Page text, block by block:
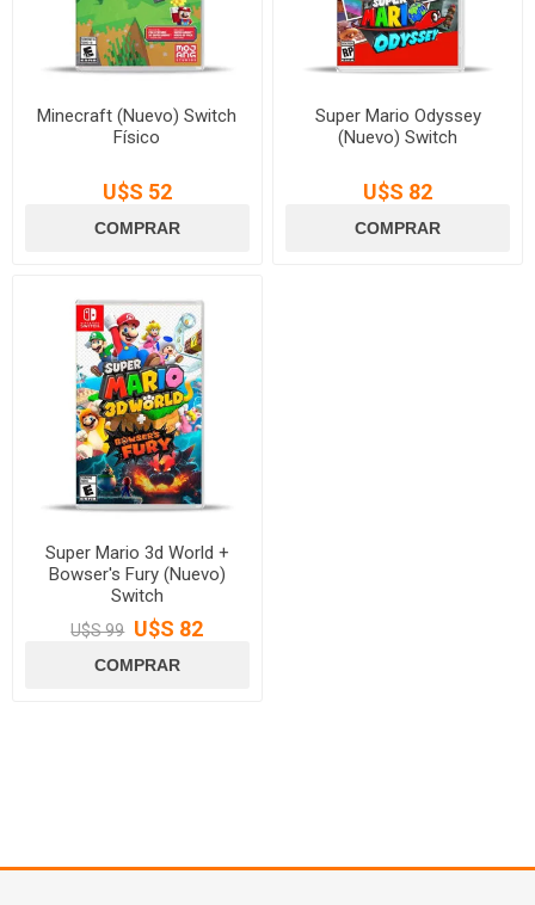
Minecraft (Nuevo) Switch
Físico
U$S 52
Super Mario Odyssey
(Nuevo) Switch
U$S 82
Super Mario 3d World +
Bowser's Fury (Nuevo)
Switch
U$S 99 U$S 82